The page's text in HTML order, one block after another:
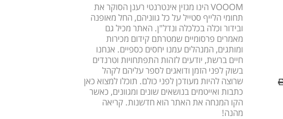
VOOOM הינו מגזין אינטרנטי רענן הסוקר את
תחומי הלייף סטייל על כל גווניהם, החל מאופנה
ובידור וכלה בכלכלה ונדל"ן. האתר מכיל גם
מאמרים פרסומיים שמטרתם קידום מכירות
ומותגים, המנהלים עמנו יחסים כספיים. אנחנו
חיים ברשת, יודעים לזהות התפתחויות וטרנדים
בשוק לפני הזמן ודואגים לספר עליהם לקהל
שרוצה להיות מעודכן לפני כולם. תוכלו למצוא כאן
כתבות ואייטמים בנושאים שונים ומגוונים, כאשר
הקו המנחה את האתר הוא חדשנות. קריאה
מהנה!